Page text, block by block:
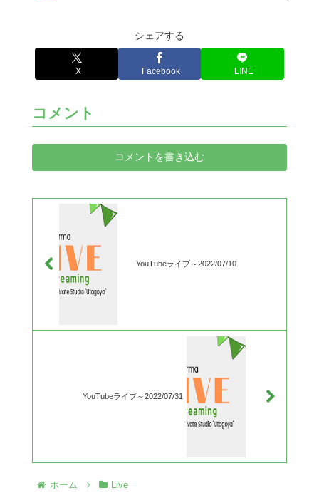
シェアする
X Facebook LINE
コメント
コメントを書き込む
YouTubeライブ～2022/07/10
YouTubeライブ～2022/07/31
ホーム Live